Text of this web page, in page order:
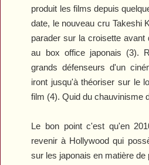
produit les films depuis
date, le nouveau cru Takeshi
parader sur la croisette
au box office japonais (3).
grands défenseurs d'un
iront jusqu'à théoriser sur le
film (4). Quid du chauvinisme
Le bon point c'est qu'en
revenir à Hollywood qui
sur les japonais en matière de